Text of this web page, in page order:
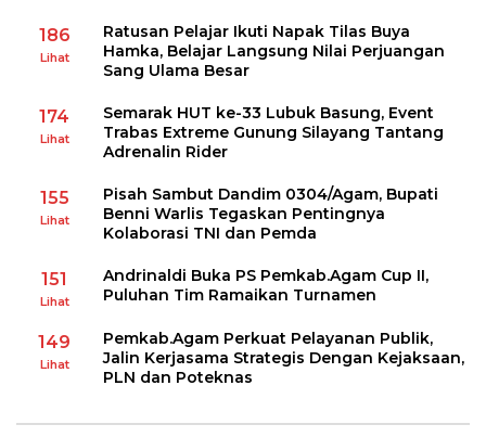
186
Lihat
Ratusan Pelajar Ikuti Napak Tilas Buya
Hamka, Belajar Langsung Nilai Perjuangan
Sang Ulama Besar
174
Lihat
Semarak HUT ke-33 Lubuk Basung, Event
Trabas Extreme Gunung Silayang Tantang
Adrenalin Rider
155
Lihat
Pisah Sambut Dandim 0304/Agam, Bupati
Benni Warlis Tegaskan Pentingnya
Kolaborasi TNI dan Pemda
151
Lihat
Andrinaldi Buka PS Pemkab.Agam Cup II,
Puluhan Tim Ramaikan Turnamen
149
Lihat
Pemkab.Agam Perkuat Pelayanan Publik,
Jalin Kerjasama Strategis Dengan Kejaksaan,
PLN dan Poteknas